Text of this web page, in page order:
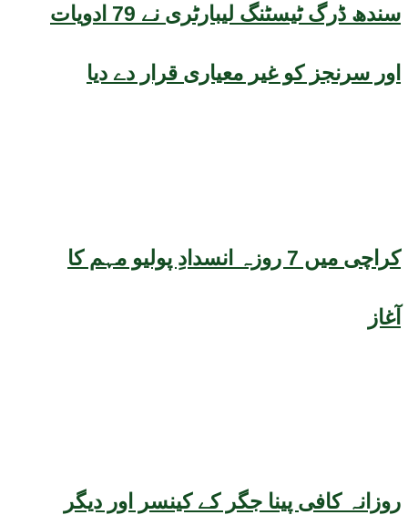
سندھ ڈرگ ٹیسٹنگ لیبارٹری نے 79 ادویات
اور سرنجز کو غیر معیاری قرار دے دیا
کراچی میں 7 روزہ انسدادِ پولیو مہم کا
آغاز
روزانہ کافی پینا جگر کے کینسر اور دیگر